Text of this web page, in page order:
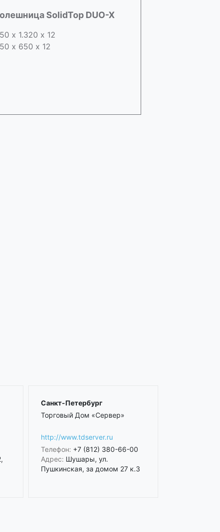
SolidTop DUO-X
х 1.320 х 12
x 650 х 12
Санкт-Петербург
Торговый Дом «Сервер»
http://www.tdserver.ru
Телефон: +7 (812) 380-66-00
Адрес: Шушары, ул.
Пушкинская, за домом 27 к.3